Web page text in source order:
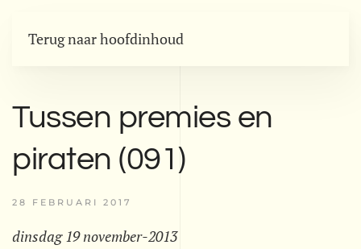
Terug naar hoofdinhoud
Tussen premies en
piraten (091)
28 FEBRUARI 2017
dinsdag 19 november-2013